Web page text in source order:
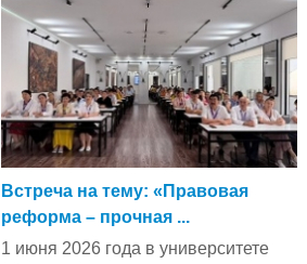
Встреча на тему: «Правовая
реформа – прочная ...
1 июня 2026 года в университете